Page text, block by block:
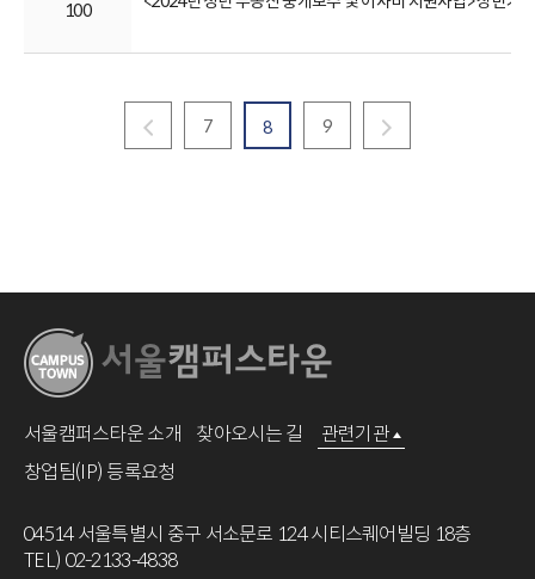
100
7 8 9
서울캠퍼스타운 소개 찾아오시는 길
관련기관
창업팀(IP) 등록요청
04514 서울특별시 중구 서소문로 124 시티스퀘어빌딩 18층
TEL) 02-2133-4838